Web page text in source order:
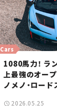
Cars
1080馬力！ ラ
上最強のオー
ノメノ・ロード
2026.05.25